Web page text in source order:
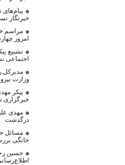
خبرنگار
مراسم
امروز
تشییع
اجتماعی
مدیرکل
وزارت
پیکر
خبرگزاری
مهدی
درگذشت
مسائل
خانگی
حسین